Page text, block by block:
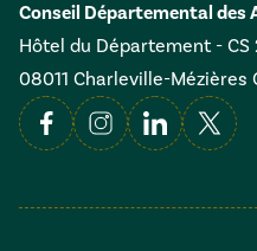
Conseil Départemental des
Hôtel du Département - CS
08011 Charleville-Mézières
FacebookInstagramLinkedin
X